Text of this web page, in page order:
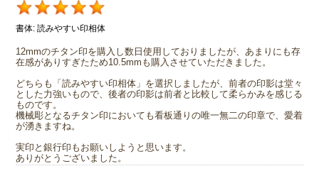
書体: 読みやすい印相体
12mmのチタン印を購入し数日使用しておりましたが、あまりにも存
在感がありすぎたため10.5mmも購入させていただきました。
どちらも「読みやすい印相体」を選択しましたが、前者の印影は堂々
とした力強いもので、後者の印影は前者と比較して柔らかみを感じる
ものです。
機械彫となるチタン印においても看板通りの唯一無二の印章で、愛着
が湧きますね。
実印と銀行印もお願いしようと思います。
ありがとうございました。